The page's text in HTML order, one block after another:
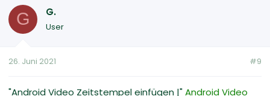
G G.
User
26. Juni 2021 #9
"Android Video Zeitstempel einfügen |"Android Video